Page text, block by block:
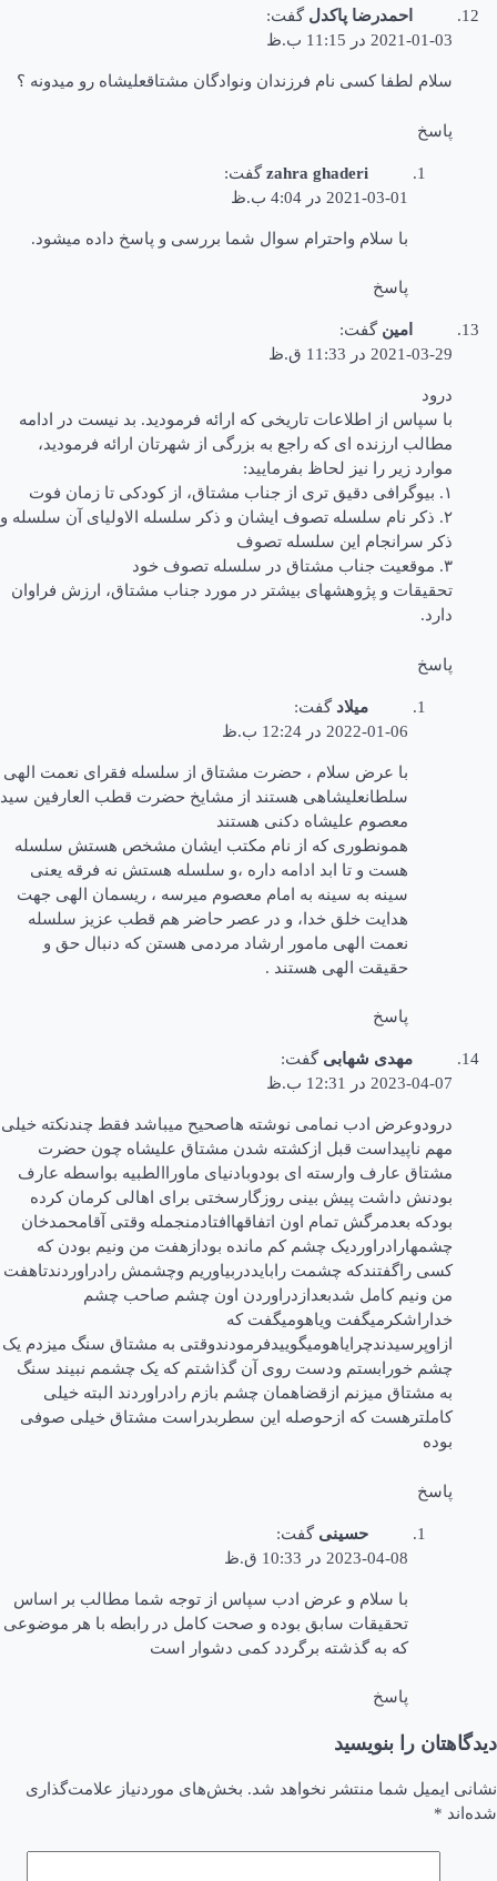
احمدرضا پاکدل گفت:
2021-01-03 در 11:15 ب.ظ
سلام لطفا کسی نام فرزندان ونوادگان مشتاقعلیشاه رو میدونه ؟
پاسخ
zahra ghaderi گفت:
2021-03-01 در 4:04 ب.ظ
با سلام واحترام سوال شما بررسی و پاسخ داده میشود.
پاسخ
امین گفت:
2021-03-29 در 11:33 ق.ظ
درود
با سپاس از اطلاعات تاریخی که ارائه فرمودید. بد نیست در ادامه
مطالب ارزنده ای که راجع به بزرگی از شهرتان ارائه فرمودید،
موارد زیر را نیز لحاظ بفرمایید:
۱. بیوگرافی دقیق تری از جناب مشتاق، از کودکی تا زمان فوت
۲. ذکر نام سلسله تصوف ایشان و ذکر سلسله الاولیای آن سلسله و
ذکر سرانجام این سلسله تصوف
۳. موقعیت جناب مشتاق در سلسله تصوف خود
تحقیقات و پژوهشهای بیشتر در مورد جناب مشتاق، ارزش فراوان
دارد.
پاسخ
میلاد گفت:
2022-01-06 در 12:24 ب.ظ
با عرض سلام ، حضرت مشتاق از سلسله فقرای نعمت الهی
سلطانعلیشاهی هستند از مشایخ حضرت قطب العارفین سید
معصوم علیشاه دکنی هستند
همونطوری که از نام مکتب ایشان مشخص هستش سلسله
هست و تا ابد ادامه داره ،و سلسله هستش نه فرقه یعنی
سینه به سینه به امام معصوم میرسه ، ریسمان الهی جهت
هدایت خلق خدا، و در عصر حاضر هم قطب عزیز سلسله
نعمت الهی مامور ارشاد مردمی هستن که دنبال حق و
حقیقت الهی هستند .
پاسخ
مهدی شهابی گفت:
2023-04-07 در 12:31 ب.ظ
درودوعرض ادب نمامی نوشته هاصحیح میباشد فقط چندنکته خیلی
مهم ناپیداست قبل ازکشته شدن مشتاق علیشاه چون حضرت
مشتاق عارف وارسته ای بودوبادنیای ماوراالطبیه بواسطه عارف
بودنش داشت پیش بینی روزگارسختی برای اهالی کرمان کرده
بودکه بعدمرگش تمام اون اتفاقهاافتادمنجمله وقتی آقامحمدخان
چشمهارادراوردیک چشم کم مانده بودازهفت من ونیم بودن که
کسی راگفتندکه چشمت رابایددربیاوریم وچشمش رادراوردندتاهفت
من ونیم کامل شدبعدازدراوردن اون چشم صاحب چشم
خداراشکرمیگفت ویاهومیگفت که
ازاوپرسیدندچرایاهومیگوییدفرمودندوقتی به مشتاق سنگ میزدم یک
چشم خورابستم ودست روی آن گذاشتم که یک چشمم نبیند سنگ
به مشتاق میزنم ازقضاهمان چشم بازم رادراوردند البته خیلی
کاملترهست که ازحوصله این سطربدراست مشتاق خیلی صوفی
بوده
پاسخ
حسینی گفت:
2023-04-08 در 10:33 ق.ظ
با سلام و عرض ادب سپاس از توجه شما مطالب بر اساس
تحقیقات سابق بوده و صحت کامل در رابطه با هر موضوعی
که به گذشته برگردد کمی دشوار است
پاسخ
دیدگاهتان را بنویسید
نشانی ایمیل شما منتشر نخواهد شد. بخش‌های موردنیاز علامت‌گذاری
شده‌اند *